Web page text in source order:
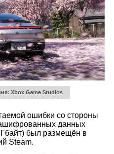
Xbox Game Studios
ошибки со стороны
данных
был размещён в
Steam.